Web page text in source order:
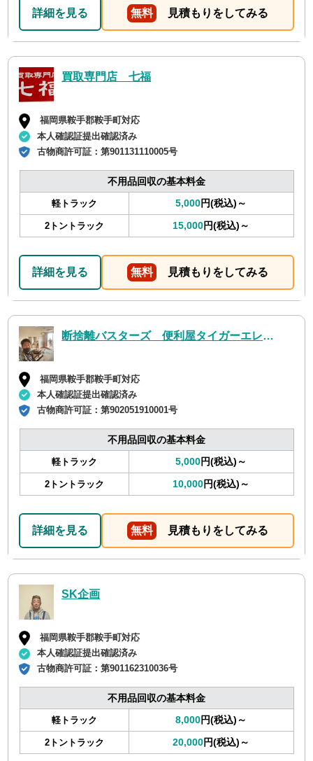
30分かかったかな？っていうぐらい早かったです！ 部屋
もスッキリしたし、助かりました。
詳細を見る 無料 見積もりをしてみる
買取専門店 七福
福岡県鞍手郡鞍手町対応
本人確認証提出確認済み
古物商許可証：第901131110005号
不用品回収の基本料金
軽トラック 5,000円(税込)～
2トントラック 15,000円(税込)～
詳細を見る 無料 見積もりをしてみる
断捨離バスターズ 便利屋タイガーエレファント
福岡県鞍手郡鞍手町対応
本人確認証提出確認済み
古物商許可証：第902051910001号
不用品回収の基本料金
軽トラック 5,000円(税込)～
2トントラック 10,000円(税込)～
詳細を見る 無料 見積もりをしてみる
SK企画
福岡県鞍手郡鞍手町対応
本人確認証提出確認済み
古物商許可証：第901162310036号
不用品回収の基本料金
軽トラック 8,000円(税込)～
2トントラック 20,000円(税込)～